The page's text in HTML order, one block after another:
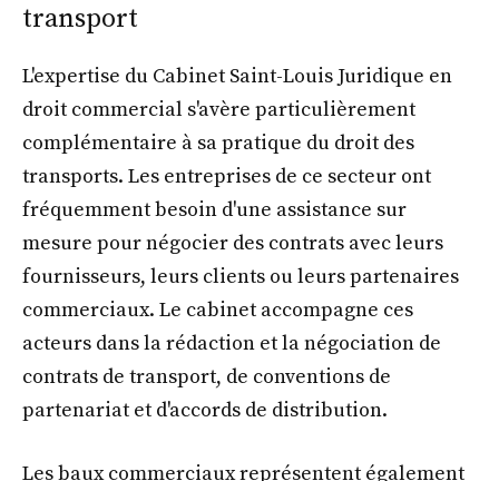
transport
L'expertise du Cabinet Saint-Louis Juridique en
droit commercial s'avère particulièrement
complémentaire à sa pratique du droit des
transports. Les entreprises de ce secteur ont
fréquemment besoin d'une assistance sur
mesure pour négocier des contrats avec leurs
fournisseurs, leurs clients ou leurs partenaires
commerciaux. Le cabinet accompagne ces
acteurs dans la rédaction et la négociation de
contrats de transport, de conventions de
partenariat et d'accords de distribution.
Les baux commerciaux représentent également